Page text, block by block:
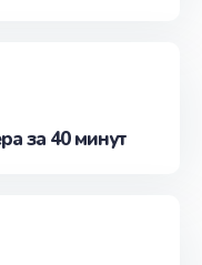
за 40 минут